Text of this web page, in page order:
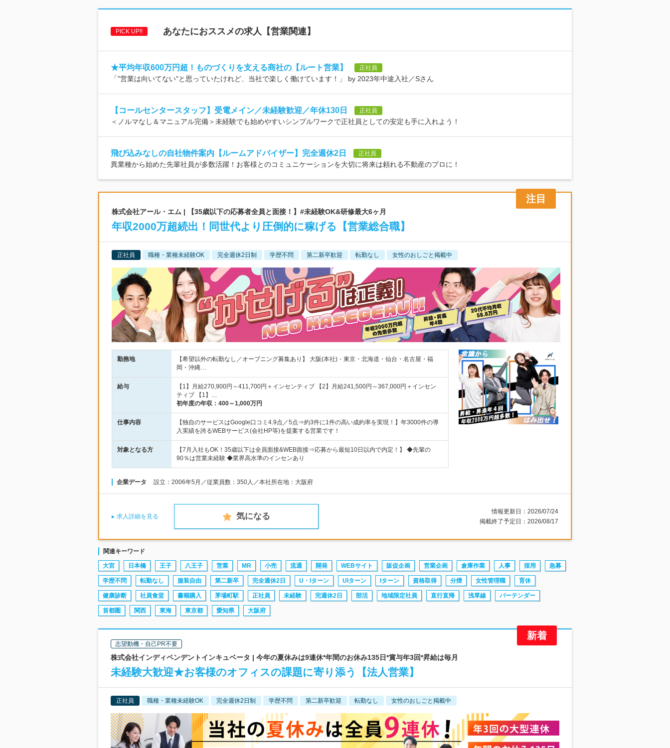
PICK UP!! あなたにおススメの求人【営業関連】
★平均年収600万円超！ものづくりを支える商社の【ルート営業】 正社員
「"営業は向いてない"と思っていたけれど、当社で楽しく働けています！」 by 2023年中途入社／Sさん
【コールセンタースタッフ】受電メイン／未経験歓迎／年休130日 正社員
＜ノルマなし＆マニュアル完備＞未経験でも始めやすいシンプルワークで正社員としての安定も手に入れよう！
飛び込みなしの自社物件案内【ルームアドバイザー】完全週休2日 正社員
異業種から始めた先輩社員が多数活躍！お客様とのコミュニケーションを大切に将来は頼れる不動産のプロに！
株式会社アール・エム | 【35歳以下の応募者全員と面接！】#未経験OK&研修最大6ヶ月
年収2000万超続出！同世代より圧倒的に稼げる【営業総合職】
正社員 職種・業種未経験OK 完全週休2日制 学歴不問 第二新卒歓迎 転勤なし 女性のおしごと掲載中
勤務地
【希望以外の転勤なし／オープニング募集あり】 大阪(本社)・東京・北海道・仙台・名古屋・福
岡・沖縄…
給与
【1】月給270,900円～411,700円＋インセンティブ 【2】月給241,500円～367,000円＋インセン
ティブ 【1】…
初年度の年収： 400～1,000万円
仕事内容
【独自のサービスはGoogle口コミ4.9点／5点⇒約3件に1件の高い成約率を実現！】年3000件の導
入実績を誇るWEBサービス(会社HP等)を提案する営業です！
対象となる方
【7月入社もOK！35歳以下は全員面接&WEB面接⇒応募から最短10日以内で内定！】 ◆先輩の
90％は営業未経験 ◆業界高水準のインセンあり
企業データ 設立：2006年5月／従業員数：350人／本社所在地：大阪府
求人詳細を見る 気になる
情報更新日：2026/07/24
掲載終了予定日：2026/08/17
関連キーワード
大宮 日本橋 王子 八王子 営業 MR 小売 流通 開発 WEBサイト 販促企画 営業企画 倉庫作業 人事 採用 急募
学歴不問 転勤なし 服装自由 第二新卒 完全週休2日 U・Iターン UIターン Iターン 資格取得 分煙 女性管理職 育休
健康診断 社員食堂 書籍購入 茅場町駅 正社員 未経験 完週休2日 部活 地域限定社員 直行直帰 浅草線 バーテンダー
首都圏 関西 東海 東京都 愛知県 大阪府
志望動機・自己PR不要
株式会社インディペンデントインキュベータ | 今年の夏休みは9連休*年間のお休み135日*賞与年3回*昇給は毎月
未経験大歓迎★お客様のオフィスの課題に寄り添う【法人営業】
正社員 職種・業種未経験OK 完全週休2日制 学歴不問 第二新卒歓迎 転勤なし 女性のおしごと掲載中